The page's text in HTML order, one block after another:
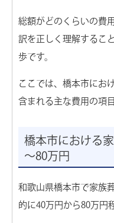
家
費
総額がどのくらいの費
訳を正しく理解するこ
歩です。
ここでは、橋本市にお
含まれる主な費用の項
橋本市における
～80万円
和歌山県橋本市で家族
的に40万円から80万円